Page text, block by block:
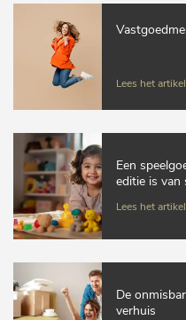
Lees het artikel
Een
editie is van
Lees het artikel
De
verhuis